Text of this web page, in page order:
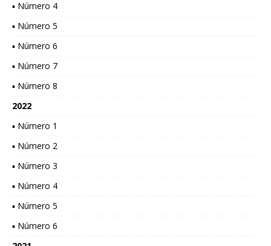
▪ Número 4
▪ Número 5
▪ Número 6
▪ Número 7
▪ Número 8
2022
▪ Número 1
▪ Número 2
▪ Número 3
▪ Número 4
▪ Número 5
▪ Número 6